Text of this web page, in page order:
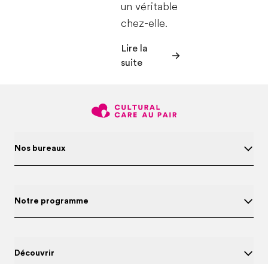
un véritable
chez-elle.
Lire la
suite
Nos bureaux
Notre programme
Découvrir